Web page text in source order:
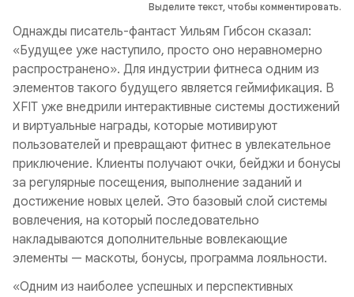
Выделите текст, чтобы комментировать.
Однажды писатель-фантаст Уильям Гибсон сказал:
«Будущее уже наступило, просто оно неравномерно
распространено». Для индустрии фитнеса одним из
элементов такого будущего является геймификация. В
XFIT уже внедрили интерактивные системы достижений
и виртуальные награды, которые мотивируют
пользователей и превращают фитнес в увлекательное
приключение. Клиенты получают очки, бейджи и бонусы
за регулярные посещения, выполнение заданий и
достижение новых целей. Это базовый слой системы
вовлечения, на который последовательно
накладываются дополнительные вовлекающие
элементы — маскоты, бонусы, программа лояльности.
«Одним из наиболее успешных и перспективных